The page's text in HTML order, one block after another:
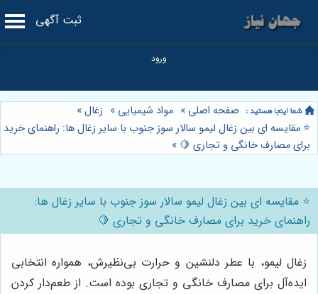
ثبت آگهی
صفحه اصلی » مواد شیمیایی » زغال»
⭐️ مقایسه ای بین زغال لیمو سالار سوز جنوب با سایر زغال ها: راهنمای خرید
برای مصارف خانگی و تجاری 🍋 »
⭐️ مقایسه ای بین زغال لیمو سالار سوز جنوب با سایر زغال ها:
راهنمای خرید برای مصارف خانگی و تجاری 🍋
زغال لیمو، با عطر دلنشین و حرارت بی‌نظیرش، همواره انتخابی
ایده‌آل برای مصارف خانگی و تجاری بوده است. از طعم‌دار کردن